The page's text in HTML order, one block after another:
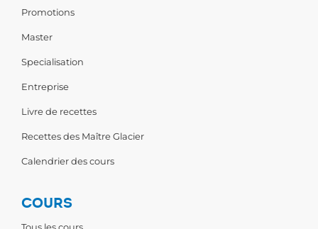
Promotions
Master
Specialisation
Entreprise
Livre de recettes
Recettes des Maître Glacier
Calendrier des cours
COURS